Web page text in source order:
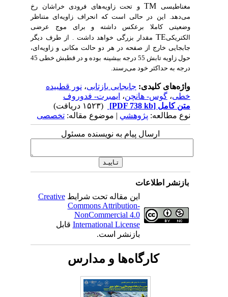
مغناطیسی TMو تحت زاویه‌های فرودی خراشان رخ
می‌دهد. این در حالی است که انحراف زاویه‌ای متناظر
وضعیتی کاملا برعکس داشته و برای موج عرضی
الکتریکیTEمقدار بزرگی خواهد داشت . از طرف دیگر
جابجایی خارج از صفحه در هر دو حالت مکانی و زاویه‌ای،
حول زاویه تابش 55 درجه بیشینه بوده و در قطبش خطی 45
درجه به حداکثر خود می‌رسند.
واژه‌های کلیدی:جابجایی بازتابی،نور قطبیده
خطی،گوس- هانچن،ایمبرت- فدوروف
متن کامل[PDF 738 kb]
نوع مطالعه:پژوهشي| موضوع مقاله:تخصصی
ارسال پیام به نویسنده مسئول
بازنشر اطلاعات
این مقاله تحت شرایطCreative
Commons Attribution-
NonCommercial 4.0
International Licenseقابل
بازنشر است.
کارگاه‌ها و مدارس